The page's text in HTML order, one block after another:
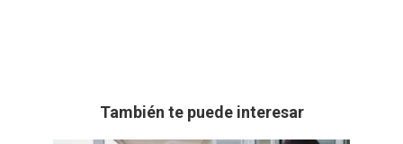
También te puede interesar